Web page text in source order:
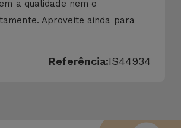
a qualidade nem o
Aproveite ainda para
Referência:IS44934